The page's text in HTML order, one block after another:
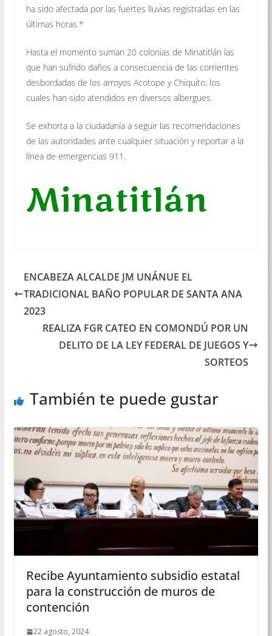
ha sido afectada por las fuertes lluvias registradas en las
últimas horas.*
Hasta el momento suman 20 colonias de Minatitlán las
que han sufrido daños a consecuencia de las corrientes
desbordadas de los arroyos Acotope y Chiquito, los
cuales han sido atendidos en diversos albergues.
Se exhorta a la ciudadanía a seguir las recomendaciones
de las autoridades ante cualquier situación y reportar a la
línea de emergencias 911.
Minatitlán
ENCABEZA ALCALDE JM UNÁNUE EL
TRADICIONAL BAÑO POPULAR DE SANTA ANA
2023
REALIZA FGR CATEO EN COMONDÚ POR UN
DELITO DE LA LEY FEDERAL DE JUEGOS Y
SORTEOS
También te puede gustar
Recibe Ayuntamiento subsidio estatal
para la construcción de muros de
contención
22 agosto, 2024